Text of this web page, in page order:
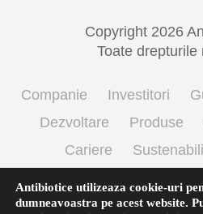
Copyright 2026
Toate drepturile
Companie Investitori
Dezvoltare
Produse
Cariere
Prelucrarea datelor cu
Antibiotice utilizeaza cookie-uri
dumneavoastra pe acest website.